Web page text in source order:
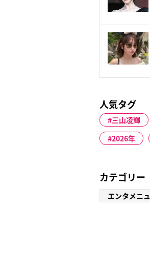
人気タグ
三山凌輝
2026年
カテゴリー
エンタメニ